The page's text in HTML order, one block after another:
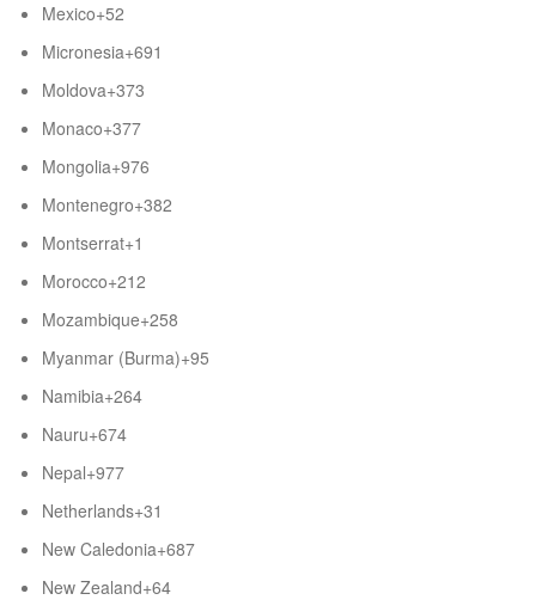
Mexico+52
Micronesia+691
Moldova+373
Monaco+377
Mongolia+976
Montenegro+382
Montserrat+1
Morocco+212
Mozambique+258
Myanmar (Burma)+95
Namibia+264
Nauru+674
Nepal+977
Netherlands+31
New Caledonia+687
New Zealand+64